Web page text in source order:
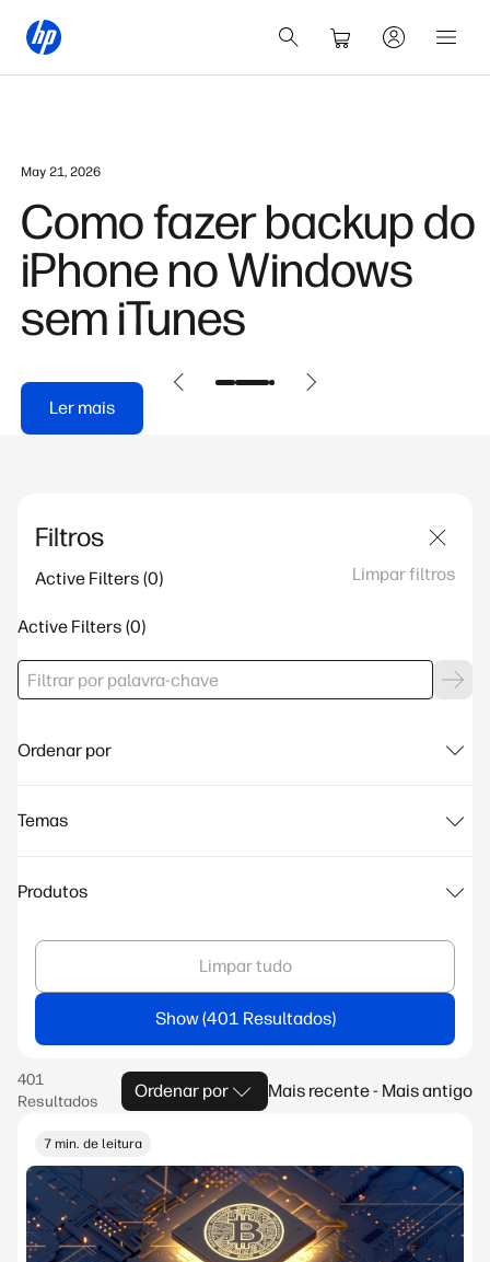
May 21, 2026
Como fazer backup do
iPhone no Windows
sem iTunes
Ler mais
Filtros
Active Filters Limpar filtros
Active Filters
Ordenar por
Temas
Produtos
Limpar tudo
Show
Ordenar por Mais recente - Mais antigo
7 min. de leitura